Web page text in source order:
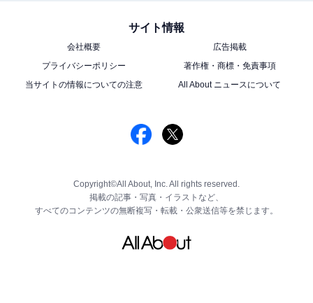
サイト情報
会社概要
広告掲載
プライバシーポリシー
著作権・商標・免責事項
当サイトの情報についての注意
All About ニュースについて
Copyright©All About, Inc. All rights reserved.
掲載の記事・写真・イラストなど、
すべてのコンテンツの無断複写・転載・公衆送信等を禁じます。